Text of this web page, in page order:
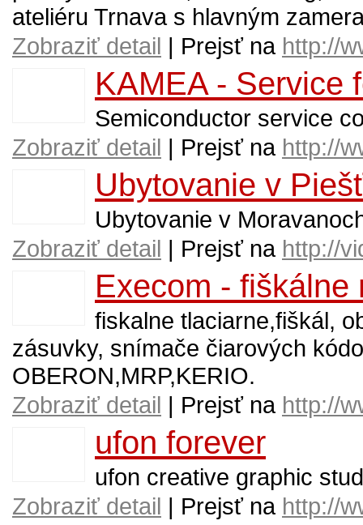
ateliéru Trnava s hlavným
Zobraziť detail | Prejsť na http://
KAMEA - Service
Semiconductor service
Zobraziť detail | Prejsť na http://
Ubytovanie v
Ubytovanie v
Zobraziť detail | Prejsť na http://
Execom - fiškálne
fiskalne tlaciarne,fiškál,
zásuvky, snímače čiarových
OBERON,MRP,KERIO.
Zobraziť detail | Prejsť na http://
ufon forever
ufon creative graphic
Zobraziť detail | Prejsť na http://